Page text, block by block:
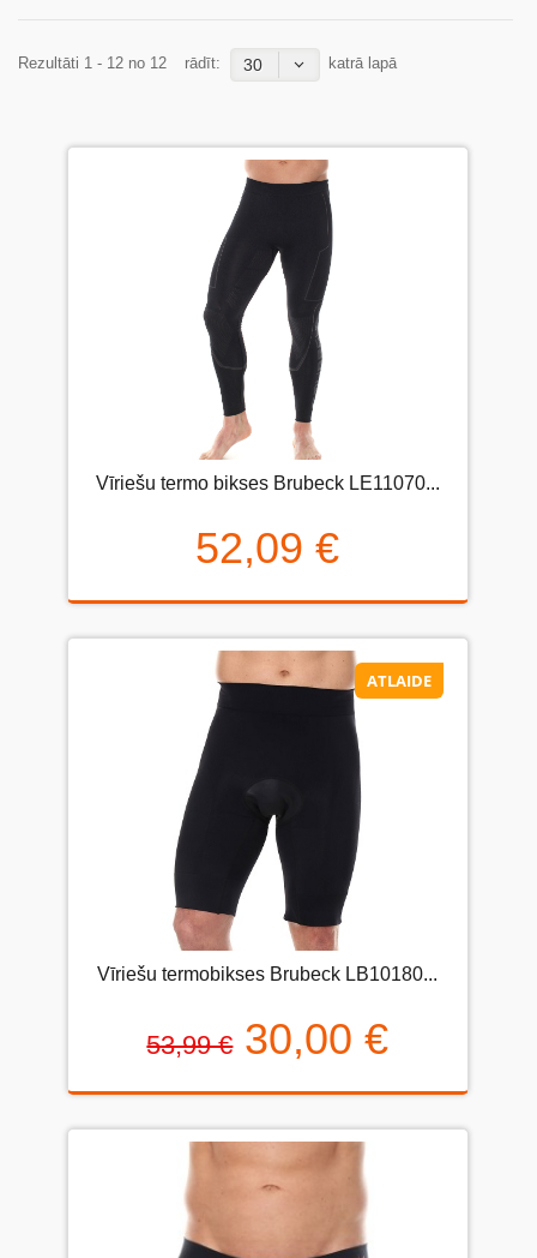
Rezultāti 1 - 12 no 12 rādīt: 30 katrā lapā
Vīriešu termo bikses Brubeck LE11070...
52,09 €
ATLAIDE
Vīriešu termobikses Brubeck LB10180...
53,99 € 30,00 €